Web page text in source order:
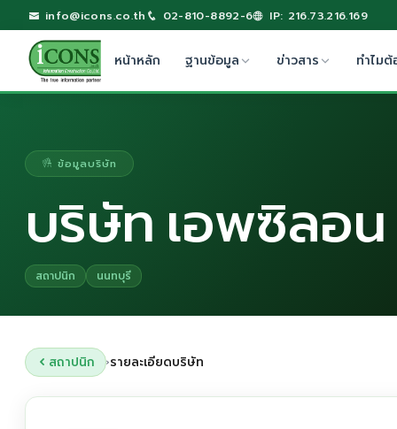
info@icons.co.th 02-810-8892-6 IP: 216.73.216.169
หน้าหลัก ฐานข้อมูล ข่าวสาร ทำไมต้
ข้อมูลบริษัท
บริษัท เอพซิลอน
สถาปนิก นนทบุรี
สถาปนิก ›รายละเอียดบริษัท